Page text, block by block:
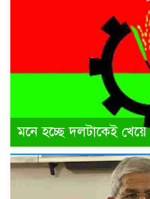
মনে হচ্ছে দলটাকেই